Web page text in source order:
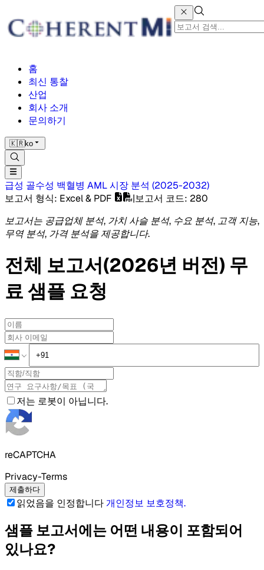
홈
최신 통찰
산업
회사 소개
문의하기
🇰🇷ko
급성 골수성 백혈병 AML 시장 분석 (2025-2032)
보고서 형식: Excel & PDF |보고서 코드: 280
보고서는 공급업체 분석, 가치 사슬 분석, 수요 분석, 고객 지능,
무역 분석, 가격 분석을 제공합니다.
전체 보고서(2026년 버전) 무
료 샘플 요청
저는 로봇이 아닙니다.
reCAPTCHA
Privacy-Terms
제출하다
읽었음을 인정합니다개인정보 보호정책.
샘플 보고서에는 어떤 내용이 포함되어
있나요?